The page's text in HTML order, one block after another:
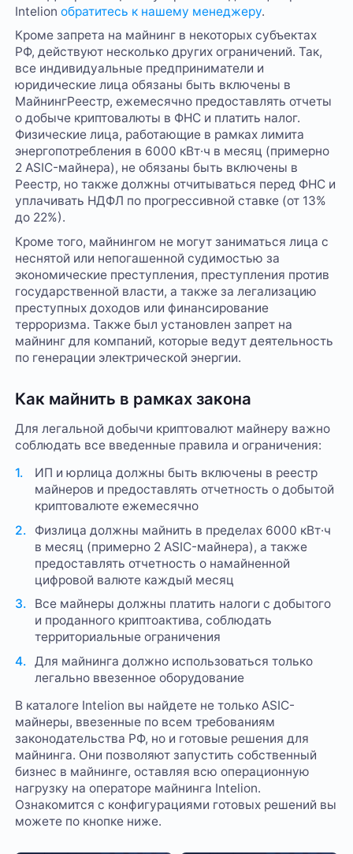
Intelion обратитесь к нашему менеджеру.
Кроме запрета на майнинг в некоторых субъектах
РФ, действуют несколько других ограничений. Так,
все индивидуальные предприниматели и
юридические лица обязаны быть включены в
МайнингРеестр, ежемесячно предоставлять отчеты
о добыче криптовалюты в ФНС и платить налог.
Физические лица, работающие в рамках лимита
энергопотребления в 6000 кВт·ч в месяц (примерно
2 ASIC-майнера), не обязаны быть включены в
Реестр, но также должны отчитываться перед ФНС и
уплачивать НДФЛ по прогрессивной ставке (от 13%
до 22%).
Кроме того, майнингом не могут заниматься лица с
неснятой или непогашенной судимостью за
экономические преступления, преступления против
государственной власти, а также за легализацию
преступных доходов или финансирование
терроризма. Также был установлен запрет на
майнинг для компаний, которые ведут деятельность
по генерации электрической энергии.
Как майнить в рамках закона
Для легальной добычи криптовалют майнеру важно
соблюдать все введенные правила и ограничения:
ИП и юрлица должны быть включены в реестр
майнеров и предоставлять отчетность о добытой
криптовалюте ежемесячно
Физлица должны майнить в пределах 6000 кВт·ч
в месяц (примерно 2 ASIC-майнера), а также
предоставлять отчетность о намайненной
цифровой валюте каждый месяц
Все майнеры должны платить налоги с добытого
и проданного криптоактива, соблюдать
территориальные ограничения
Для майнинга должно использоваться только
легально ввезенное оборудование
В каталоге Intelion вы найдете не только ASIC-
майнеры, ввезенные по всем требованиям
законодательства РФ, но и готовые решения для
майнинга. Они позволяют запустить собственный
бизнес в майнинге, оставляя всю операционную
нагрузку на операторе майнинга Intelion.
Ознакомится с конфигурациями готовых решений вы
можете по кнопке ниже.